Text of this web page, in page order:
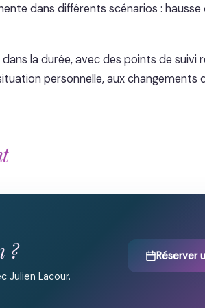
dans différents scénarios : hausse
la durée, avec des points de suivi
personnelle, aux changements
?
Julien Lacour.
Réserver